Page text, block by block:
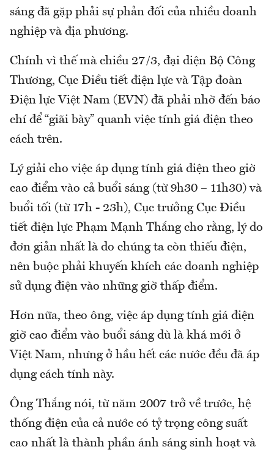
sáng đã gặp phải sự phản đối của nhiều doanh
nghiệp và địa phương.
Chính vì thế mà chiều 27/3, đại diện Bộ Công
Thương, Cục Điều tiết điện lực và Tập đoàn
Điện lực Việt Nam (EVN) đã phải nhờ đến báo
chí để “giãi bày” quanh việc tính giá điện theo
cách trên.
Lý giải cho việc áp dụng tính giá điện theo giờ
cao điểm vào cả buổi sáng (từ 9h30 – 11h30) và
buổi tối (từ 17h - 23h), Cục trưởng Cục Điều
tiết điện lực Phạm Mạnh Thắng cho rằng, lý do
đơn giản nhất là do chúng ta còn thiếu điện,
nên buộc phải khuyến khích các doanh nghiệp
sử dụng điện vào những giờ thấp điểm.
Hơn nữa, theo ông, việc áp dụng tính giá điện
giờ cao điểm vào buổi sáng dù là khá mới ở
Việt Nam, nhưng ở hầu hết các nước đều đã áp
dụng cách tính này.
Ông Thắng nói, từ năm 2007 trở về trước, hệ
thống điện của cả nước có tỷ trọng công suất
cao nhất là thành phần ánh sáng sinh hoạt và